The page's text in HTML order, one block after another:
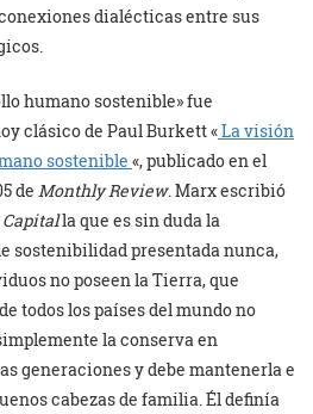
dialécticas entre sus
humano sostenible» fue
clásico de Paul Burkett «La visión
sostenible «, publicado en el
de Monthly Review. Marx escribió
Capitalla que es sin duda la
sostenibilidad presentada nunca,
no poseen la Tierra, que
todos los países del mundo no
la conserva en
generaciones y debe mantenerla e
cabezas de familia. Él definía